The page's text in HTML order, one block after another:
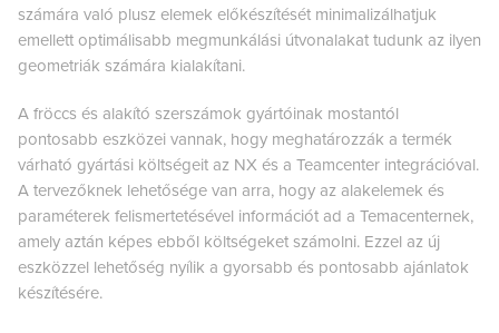
számára való plusz elemek előkészítését minimalizálhatjuk
emellett optimálisabb megmunkálási útvonalakat tudunk az ilyen
geometriák számára kialakítani.
A fröccs és alakító szerszámok gyártóinak mostantól
pontosabb eszközei vannak, hogy meghatározzák a termék
várható gyártási költségeit az NX és a Teamcenter integrációval.
A tervezőknek lehetősége van arra, hogy az alakelemek és
paraméterek felismertetésével információt ad a Temacenternek,
amely aztán képes ebből költségeket számolni. Ezzel az új
eszközzel lehetőség nyílik a gyorsabb és pontosabb ajánlatok
készítésére.